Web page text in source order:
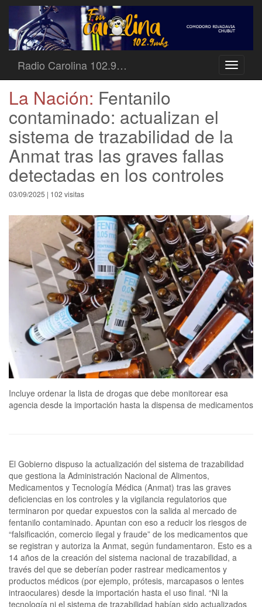
Toggle
Radio Carolina 102.9…
La Nación: Fentanilo
contaminado: actualizan el
sistema de trazabilidad de la
Anmat tras las graves fallas
detectadas en los controles
03/09/2025 | 102 visitas
Incluye ordenar la lista de drogas que debe monitorear esa
agencia desde la importación hasta la dispensa de medicamentos
El Gobierno dispuso la actualización del sistema de trazabilidad
que gestiona la Administración Nacional de Alimentos,
Medicamentos y Tecnología Médica (Anmat) tras las graves
deficiencias en los controles y la vigilancia regulatorios que
terminaron por quedar expuestos con la salida al mercado de
fentanilo contaminado. Apuntan con eso a reducir los riesgos de
“falsificación, comercio ilegal y fraude” de los medicamentos que
se registran y autoriza la Anmat, según fundamentaron. Esto es a
14 años de la creación del sistema nacional de trazabilidad, a
través del que se deberían poder rastrear medicamentos y
productos médicos (por ejemplo, prótesis, marcapasos o lentes
intraoculares) desde la importación hasta el uso final. “Ni la
tecnología ni el sistema de trazabilidad habían sido actualizados